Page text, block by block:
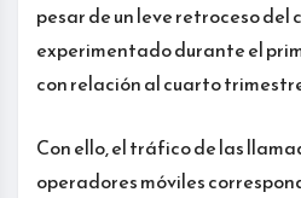
pesar de un leve retroceso del
experimentado durante el
con relación al cuarto
Con ello, el tráfico de las
operadores móviles